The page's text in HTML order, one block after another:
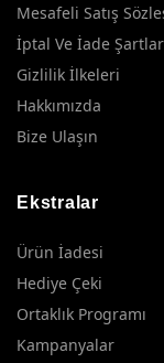
Mesafeli Satış
İptal Ve İade
Gizlilik İlkeleri
Hakkımızda
Bize Ulaşın
Ekstralar
Ürün İadesi
Hediye Çeki
Ortaklık Programı
Kampanyalar